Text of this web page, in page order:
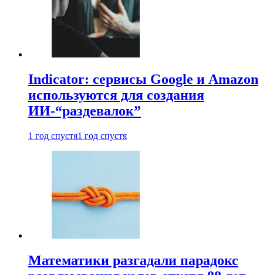
Indicator: сервисы Google и Amazon
используются для создания
ИИ-“раздевалок”
1 год спустя1 год спустя
Математики разгадали парадокс